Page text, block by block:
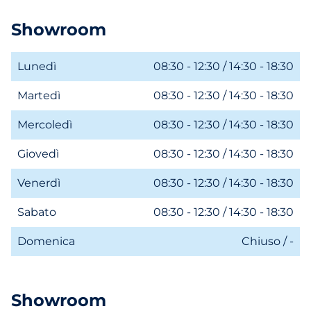
Showroom
Lunedì 08:30 - 12:30 / 14:30 - 18:30
Martedì 08:30 - 12:30 / 14:30 - 18:30
Mercoledì 08:30 - 12:30 / 14:30 - 18:30
Giovedì 08:30 - 12:30 / 14:30 - 18:30
Venerdì 08:30 - 12:30 / 14:30 - 18:30
Sabato 08:30 - 12:30 / 14:30 - 18:30
Domenica Chiuso / -
Showroom